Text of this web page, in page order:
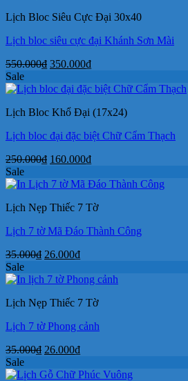
29.000₫.
Lịch Bloc Siêu Cực Đại 30x40
Lịch bloc siêu cực đại Khánh Sơn Mài
550.000₫ Giá
là:
350.000₫Giá
tại
350.000₫.
Sale
Lịch Bloc Khổ Đại (17x24)
Lịch bloc đại đặc biệt Chữ Cẩm Thạch
250.000₫ Giá
là:
160.000₫Giá
tại
160.000₫.
Sale
Lịch Nẹp Thiếc 7 Tờ
Lịch 7 tờ Mã Đáo Thành Công
35.000₫ Giá
là:
26.000₫Giá
tại
26.000₫.
Sale
Lịch Nẹp Thiếc 7 Tờ
Lịch 7 tờ Phong cảnh
35.000₫ Giá
là:
26.000₫Giá
tại
Sale